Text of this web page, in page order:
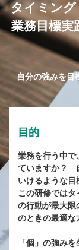
タイミン
業務目標実
自分の強みを目
目的
業務を行う中で
ていますか？
いけるような
この研修では
の行動が最大限
のときの最適な
「個」の強み